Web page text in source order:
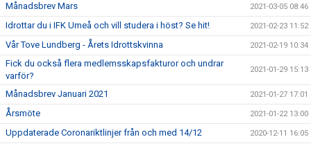
Månadsbrev Mars 2021-03-05 08:46
Idrottar du i IFK Umeå och vill studera i höst? Se hit! 2021-02-23 11:52
Vår Tove Lundberg - Årets Idrottskvinna 2021-02-19 10:34
Fick du också flera medlemsskapsfakturor och undrar
varför?
2021-01-29 15:13
Månadsbrev Januari 2021 2021-01-27 17:01
Årsmöte 2021-01-22 13:00
Uppdaterade Coronariktlinjer från och med 14/12 2020-12-11 16:05